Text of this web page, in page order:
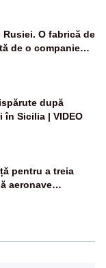
O fabrică de
de o companie
o rachetă
după
în Sicilia | VIDEO
pentru a treia
aeronave
fost ridicate de la